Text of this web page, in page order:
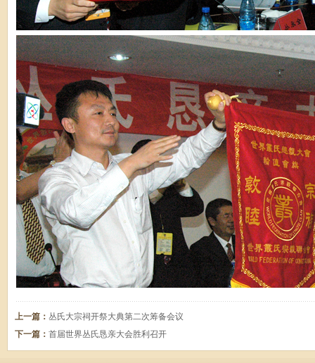
上一篇： 丛氏大宗祠开祭大典第二次筹备会议
下一篇： 首届世界丛氏恳亲大会胜利召开